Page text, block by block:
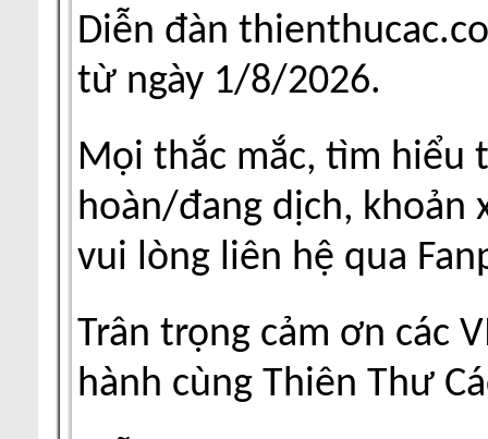
Diễn đàn
từ ngày 1/8/2026.
Mọi thắc mắc, tìm hiểu
hoàn/đang dịch, khoản
vui lòng liên hệ qua
Trân trọng cảm ơn các
hành cùng Thiên Thư